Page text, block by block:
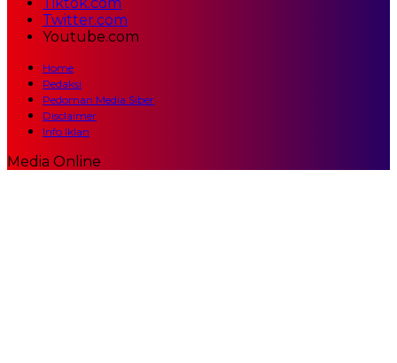
Twitter.com
Youtube.com
Home
Redaksi
Pedoman Media Siber
Disclaimer
Info Iklan
Media Online